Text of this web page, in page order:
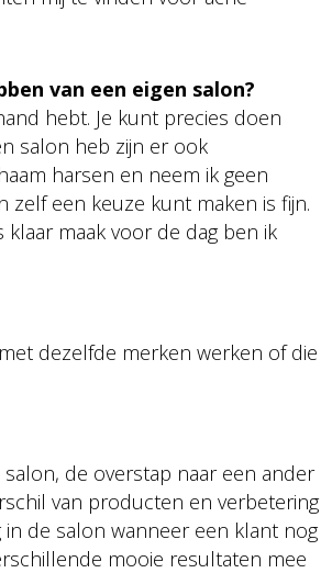
van een eigen salon?
hebt. Je kunt precies doen
salon heb zijn er ook
harsen en neem ik geen
zelf een keuze kunt maken is fijn.
maak voor de dag ben ik
dezelfde merken werken of die
de overstap naar een ander
van producten en verbetering
de salon wanneer een klant nog
mooie resultaten mee